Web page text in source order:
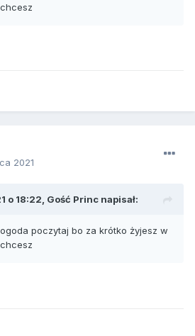
2021
o 18:22, Gość Princ napisał:
poczytaj bo za krótko żyjesz w